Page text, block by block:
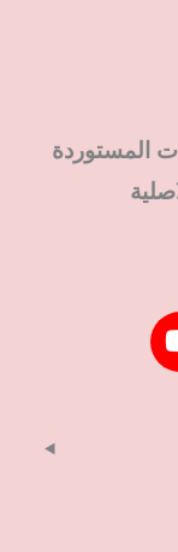
المستوردة